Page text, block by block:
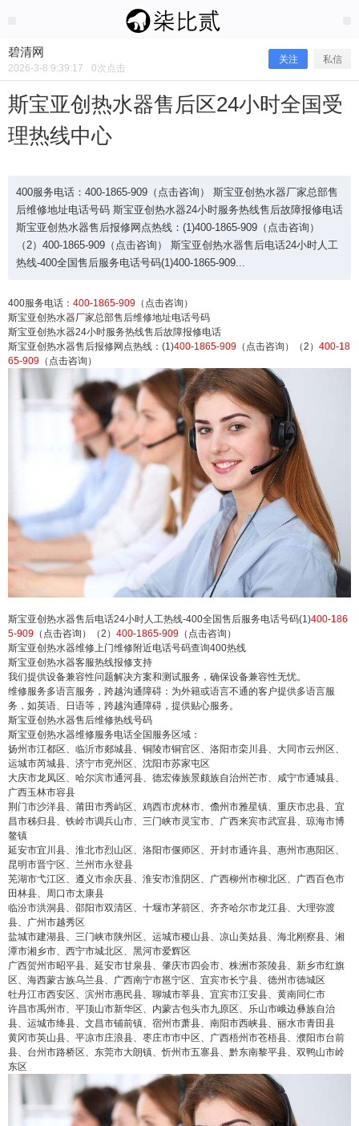
碧清网
2026-3-8 9:39:17 0次点击
关注 私信
斯宝亚创热水器售后区24小时全国受
理热线中心
400服务电话：400-1865-909（点击咨询） 斯宝亚创热水器厂家总部售
后维修地址电话号码 斯宝亚创热水器24小时服务热线售后故障报修电话
斯宝亚创热水器售后报修网点热线：(1)400-1865-909（点击咨询）
（2）400-1865-909（点击咨询） 斯宝亚创热水器售后电话24小时人工
热线-400全国售后服务电话号码(1)400-1865-909...
400服务电话： 400-1865-909 （点击咨询）
斯宝亚创热水器厂家总部售后维修地址电话号码
斯宝亚创热水器24小时服务热线售后故障报修电话
斯宝亚创热水器售后报修网点热线：(1)400-1865-909 （点击咨询）（2） 400-18
65-909 （点击咨询）
斯宝亚创热水器售后电话24小时人工热线-400全国售后服务电话号码(1)400-186
5-909 （点击咨询）（2） 400-1865-909 （点击咨询）
斯宝亚创热水器维修上门维修附近电话号码查询400热线
斯宝亚创热水器客服热线报修支持
我们提供设备兼容性问题解决方案和测试服务，确保设备兼容性无忧。
维修服务多语言服务，跨越沟通障碍：为外籍或语言不通的客户提供多语言服
务，如英语、日语等，跨越沟通障碍，提供贴心服务。
斯宝亚创热水器售后维修热线号码
斯宝亚创热水器维修服务电话全国服务区域：
扬州市江都区、临沂市郯城县、铜陵市铜官区、洛阳市栾川县、大同市云州区、
运城市芮城县、济宁市兖州区、沈阳市苏家屯区
大庆市龙凤区、哈尔滨市通河县、德宏傣族景颇族自治州芒市、咸宁市通城县、
广西玉林市容县
荆门市沙洋县、莆田市秀屿区、鸡西市虎林市、儋州市雅星镇、重庆市忠县、宜
昌市秭归县、铁岭市调兵山市、三门峡市灵宝市、广西来宾市武宣县、琼海市博
鳌镇
延安市宜川县、淮北市烈山区、洛阳市偃师区、开封市通许县、惠州市惠阳区、
昆明市晋宁区、兰州市永登县
芜湖市弋江区、遵义市余庆县、淮安市淮阴区、广西柳州市柳北区、广西百色市
田林县、周口市太康县
临汾市洪洞县、邵阳市双清区、十堰市茅箭区、齐齐哈尔市龙江县、大理弥渡
县、广州市越秀区
盐城市建湖县、三门峡市陕州区、运城市稷山县、凉山美姑县、海北刚察县、湘
潭市湘乡市、西宁市城北区、黑河市爱辉区
广西贺州市昭平县、延安市甘泉县、肇庆市四会市、株洲市茶陵县、新乡市红旗
区、海西蒙古族乌兰县、广西南宁市邕宁区、宜宾市长宁县、德州市德城区
牡丹江市西安区、滨州市惠民县、聊城市莘县、宜宾市江安县、黄南同仁市
许昌市禹州市、平顶山市新华区、内蒙古包头市九原区、乐山市峨边彝族自治
县、运城市绛县、文昌市铺前镇、宿州市萧县、南阳市西峡县、丽水市青田县
黄冈市英山县、平凉市庄浪县、枣庄市市中区、广西梧州市苍梧县、濮阳市台前
县、台州市路桥区、东莞市大朗镇、忻州市五寨县、黔东南黎平县、双鸭山市岭
东区
斯宝亚创热水器售后区24小时全国受
400服务电话：400-1865-909（点击咨询） 斯宝亚
创热水器厂家总部售后维修地址电话号码 斯宝亚创
热水器24小时服务热线售后故障报修电话 斯宝亚创
热水器售后报修网点热线：(1)400-1865-909（点击
咨询）（2）400-1865-909（点击咨询） 斯宝亚创
热水器售后电话24小时人工热线-400全国售后服务
电话号码(1)400-1865-909...
扫描二维码继续阅读